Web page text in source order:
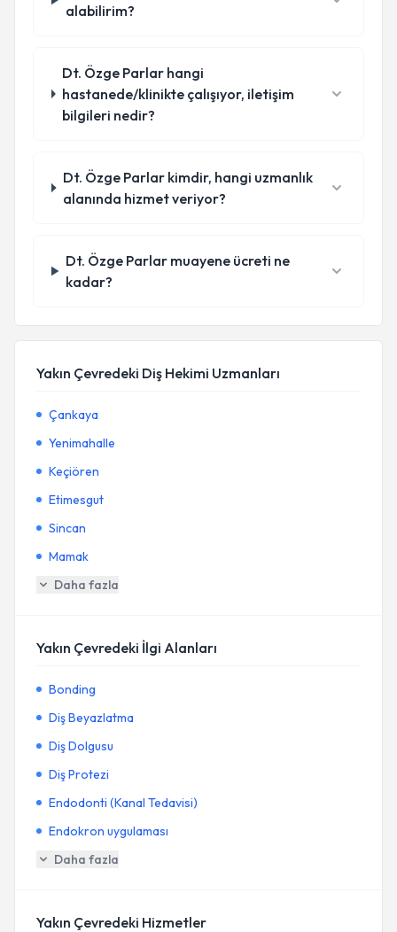
alabilirim?
Dt. Özge Parlar hangi
hastanede/klinikte çalışıyor, iletişim
bilgileri nedir?
Dt. Özge Parlar kimdir, hangi uzmanlık
alanında hizmet veriyor?
Dt. Özge Parlar muayene ücreti ne
kadar?
Yakın Çevredeki Diş Hekimi Uzmanları
Çankaya
Yenimahalle
Keçiören
Etimesgut
Sincan
Mamak
Daha fazla
Yakın Çevredeki İlgi Alanları
Bonding
Diş Beyazlatma
Diş Dolgusu
Diş Protezi
Endodonti (Kanal Tedavisi)
Endokron uygulaması
Daha fazla
Yakın Çevredeki Hizmetler